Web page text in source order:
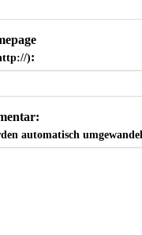
):
automatisch